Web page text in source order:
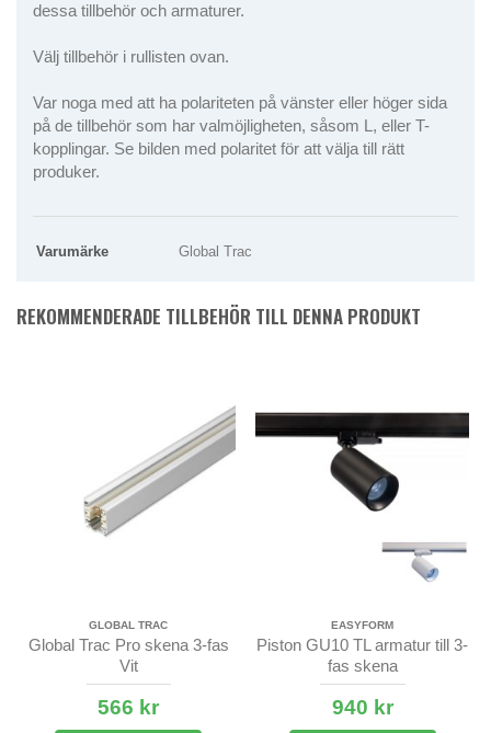
dessa tillbehör och armaturer.
Välj tillbehör i rullisten ovan.
Var noga med att ha polariteten på vänster eller höger sida
på de tillbehör som har valmöjligheten, såsom L, eller T-
kopplingar. Se bilden med polaritet för att välja till rätt
produker.
Varumärke Global Trac
REKOMMENDERADE TILLBEHÖR TILL DENNA PRODUKT
GLOBAL TRAC
Global Trac Pro skena 3-fas
Vit
566 kr
EASYFORM
Piston GU10 TL armatur till 3-
fas skena
940 kr